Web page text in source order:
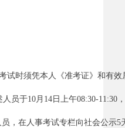
时须凭本人《准考证》和有效
于10月14日上午08:30-11:30
，在人事考试专栏向社会公示